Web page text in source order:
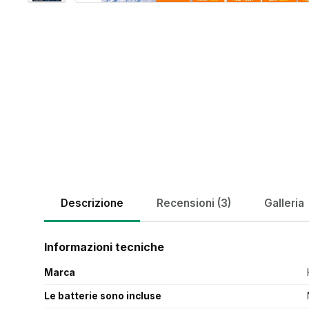
Descrizione Recensioni (3) Galleria
Informazioni tecniche
Marca
Le batterie sono incluse